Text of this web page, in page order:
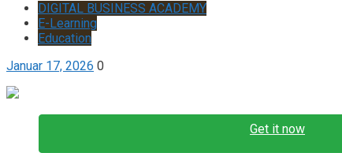
DIGITAL BUSINESS ACADEMY
E-Learning
Education
Januar 17, 2026 0
Get it now